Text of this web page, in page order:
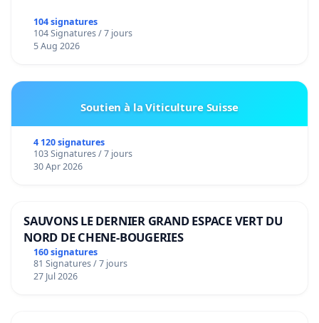
104 signatures
104 Signatures / 7 jours
5 Aug 2026
Soutien à la Viticulture Suisse
4 120 signatures
103 Signatures / 7 jours
30 Apr 2026
SAUVONS LE DERNIER GRAND ESPACE VERT DU
NORD DE CHENE-BOUGERIES
160 signatures
81 Signatures / 7 jours
27 Jul 2026